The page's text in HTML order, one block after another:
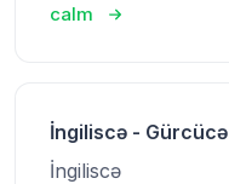
calm
İngiliscə - Gürcücə
İngiliscə